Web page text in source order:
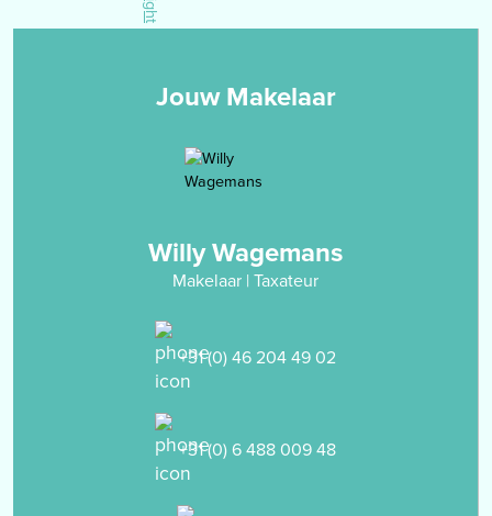
gelegen aan de achterzijde van de woning;
inloopdouche, een vaste wastafel en een toilet.
Alle slaapkamers en de overloop zijn afgewerkt met
toegang tot een 4de slaapkamer (3.22 x 3.64m) met dakkapel en
vaste kastenwanden en de bergzolder alwaar de Cv-installatie is
separaat gelegen garage (7.84x 2.82) met tuindeur, garagepoort en
voor- en achtergelegen tuin met overdekt terras, een overkapping,
borders, gazon, een houten tuinhuis en een zelfstandige achterom.
Jouw Makelaar
Willy Wagemans
Makelaar | Taxateur
+31 (0) 46 204 49 02
+31 (0) 6 488 009 48